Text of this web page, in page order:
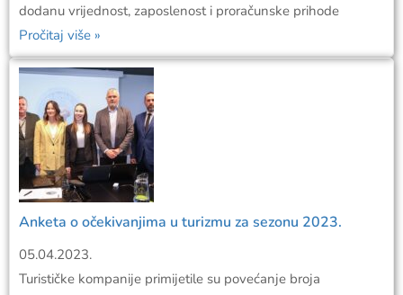
dodanu vrijednost, zaposlenost i proračunske prihode
Pročitaj više »
Anketa o očekivanjima u turizmu za sezonu 2023.
05.04.2023.
Turističke kompanije primijetile su povećanje broja